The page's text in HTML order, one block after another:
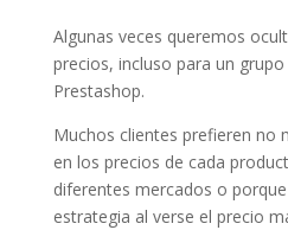
Algunas veces queremos
precios, incluso para un
Prestashop.
Muchos clientes prefieren no
en los precios de cada
diferentes mercados o
estrategia al verse el precio